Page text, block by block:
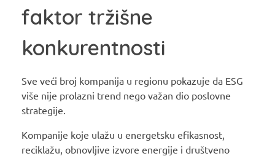
faktor tržišne
konkurentnosti
Sve veći broj kompanija u regionu pokazuje da ESG
više nije prolazni trend nego važan dio poslovne
strategije.
Kompanije koje ulažu u energetsku efikasnost,
reciklažu, obnovljive izvore energije i društveno